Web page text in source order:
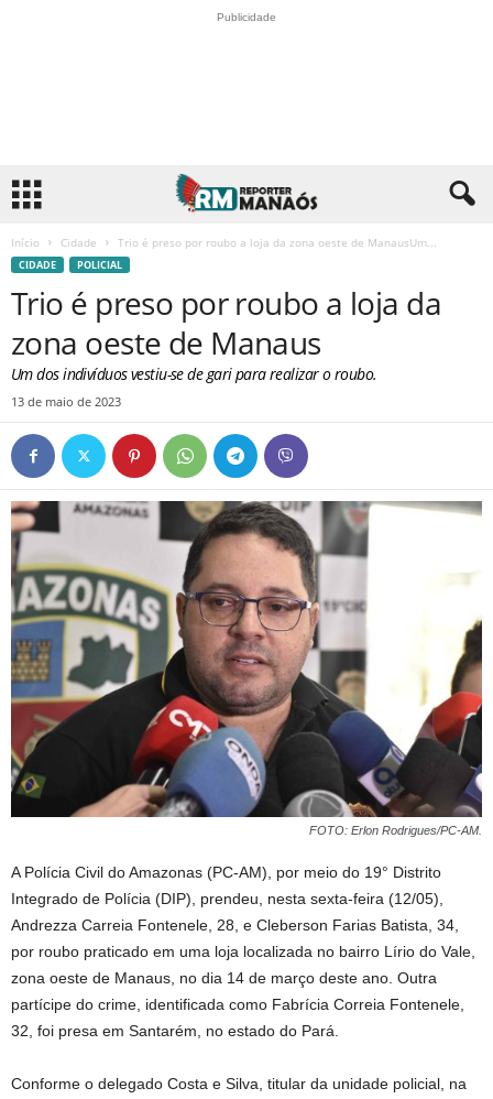
Publicidade
Início Cidade Trio é preso por roubo a loja da zona oeste de ManausUm...
CIDADE POLICIAL
Trio é preso por roubo a loja da
zona oeste de Manaus
Um dos indivíduos vestiu-se de gari para realizar o roubo.
13 de maio de 2023
FOTO: Erlon Rodrigues/PC-AM.
A Polícia Civil do Amazonas (PC-AM), por meio do 19° Distrito
Integrado de Polícia (DIP), prendeu, nesta sexta-feira (12/05),
Andrezza Carreia Fontenele, 28, e Cleberson Farias Batista, 34,
por roubo praticado em uma loja localizada no bairro Lírio do Vale,
zona oeste de Manaus, no dia 14 de março deste ano. Outra
partícipe do crime, identificada como Fabrícia Correia Fontenele,
32, foi presa em Santarém, no estado do Pará.
Conforme o delegado Costa e Silva, titular da unidade policial, na